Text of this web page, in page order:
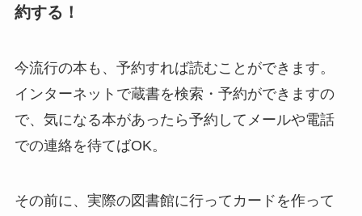
約する！
今流行の本も、予約すれば読むことができます。
インターネットで蔵書を検索・予約ができますの
で、気になる本があったら予約してメールや電話
での連絡を待てばOK。
その前に、実際の図書館に行ってカードを作って